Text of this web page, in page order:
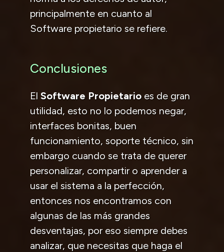
principalmente en cuanto al
Software propietario se refiere.
Conclusiones
El Software Propietario es de gran
utilidad, esto no lo podemos negar,
interfaces bonitas, buen
funcionamiento, soporte técnico, sin
embargo cuando se trata de querer
personalizar, compartir o aprender a
usar el sistema a la perfección,
entonces nos encontramos con
algunas de las más grandes
desventajas, por eso siempre debes
analizar, que necesitas que haga el